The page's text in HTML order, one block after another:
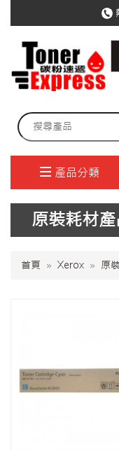
產品分類
原裝耗材
首頁 Xerox 原